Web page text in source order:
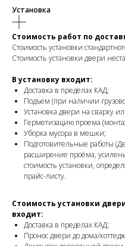
Установка
Стоимость работ по
Стоимость установки
Стоимость установки двери
В установку входит:
Доставка в пределах КАД;
Подъем (при наличии
Установка двери на сварку
Герметизацию проема
Уборка мусора в мешки;
Подготовительные работы
расширение проёма,
стоимость установки,
прайс-листу.
Стоимость установки
входит:
Доставка в пределах КАД;
Пронос двери до дома/